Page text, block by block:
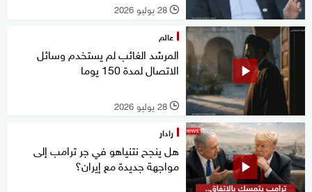
l 28 يوليو 2026
عالم
المرشد الغائب لم يستخدم وسائل
الاتصال لمدة 150 يوما
l 28 يوليو 2026
رادار
هل ينجح نتنياهو في جر ترامب إلى
مواجهة جديدة مع إيران؟